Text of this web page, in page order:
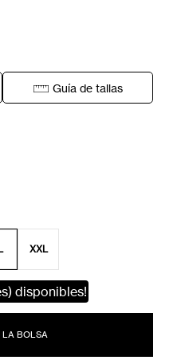
Guía de tallas
XXL
disponibles!
LA BOLSA